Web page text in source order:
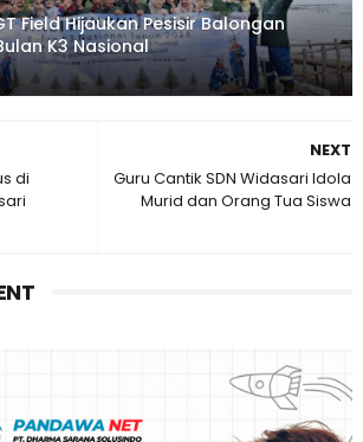
Field Hijaukan Pesisir Balongan
K3 Nasional
NEXT
Guru Cantik SDN Widasari Idola
Murid dan Orang Tua Siswa
di